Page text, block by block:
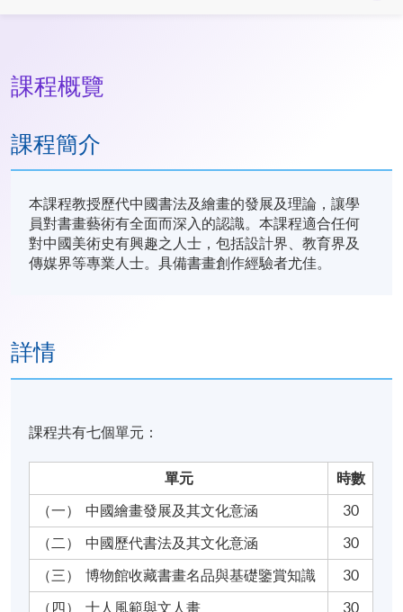
課程概覽
課程簡介
本課程教授歷代中國書法及繪畫的發展及理論，讓學
員對書畫藝術有全面而深入的認識。本課程適合任何
對中國美術史有興趣之人士，包括設計界、教育界及
傳媒界等專業人士。具備書畫創作經驗者尤佳。
詳情
課程共有七個單元：
單元
時數
（一） 中國繪畫發展及其文化意涵
30
（二） 中國歷代書法及其文化意涵
30
（三）博物館收藏書畫名品與基礎鑒賞知識
30
（四）士人風範與文人畫 30